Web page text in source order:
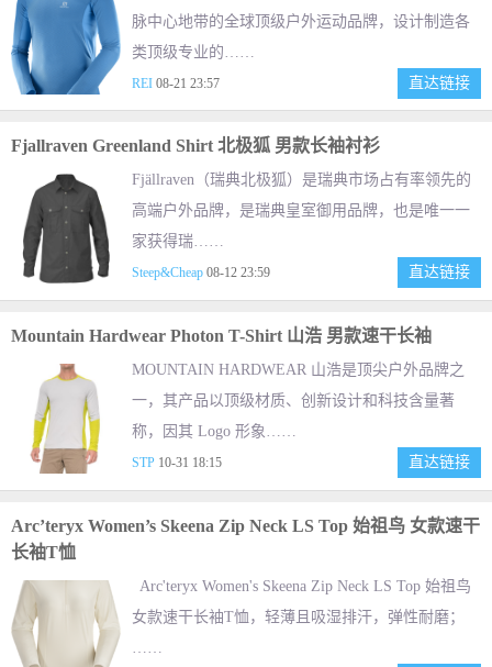
脉中心地带的全球顶级户外运动品牌，设计制造各
类顶级专业的……
REI 08-21 23:57 直达链接
Fjallraven Greenland Shirt 北极狐 男款长袖衬衫
Fjällraven（瑞典北极狐）是瑞典市场占有率领先的
高端户外品牌，是瑞典皇室御用品牌，也是唯一一
家获得瑞……
Steep&Cheap 08-12 23:59 直达链接
Mountain Hardwear Photon T-Shirt 山浩 男款速干长袖
MOUNTAIN HARDWEAR 山浩是顶尖户外品牌之
一，其产品以顶级材质、创新设计和科技含量著
称，因其 Logo 形象……
STP 10-31 18:15 直达链接
Arc’teryx Women’s Skeena Zip Neck LS Top 始祖鸟 女款速干
长袖T恤
Arc'teryx Women's Skeena Zip Neck LS Top 始祖鸟
女款速干长袖T恤，轻薄且吸湿排汗，弹性耐磨；